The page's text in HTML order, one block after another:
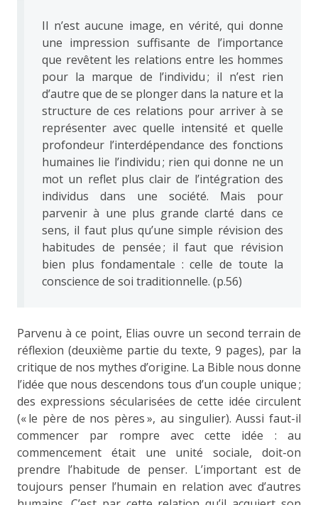
Il n’est aucune image, en vérité, qui donne
une impression suffisante de l’importance
que revêtent les relations entre les hommes
pour la marque de l’individu ; il n’est rien
d’autre que de se plonger dans la nature et la
structure de ces relations pour arriver à se
représenter avec quelle intensité et quelle
profondeur l’interdépendance des fonctions
humaines lie l’individu ; rien qui donne ne un
mot un reflet plus clair de l’intégration des
individus dans une société. Mais pour
parvenir à une plus grande clarté dans ce
sens, il faut plus qu’une simple révision des
habitudes de pensée ; il faut que révision
bien plus fondamentale : celle de toute la
conscience de soi traditionnelle. (p.56)
Parvenu à ce point, Elias ouvre un second terrain de
réflexion (deuxième partie du texte, 9 pages), par la
critique de nos mythes d’origine. La Bible nous donne
l’idée que nous descendons tous d’un couple unique ;
des expressions sécularisées de cette idée circulent
(« le père de nos pères », au singulier). Aussi faut-il
commencer par rompre avec cette idée : au
commencement était une unité sociale, doit-on
prendre l’habitude de penser. L’important est de
toujours penser l’humain en relation avec d’autres